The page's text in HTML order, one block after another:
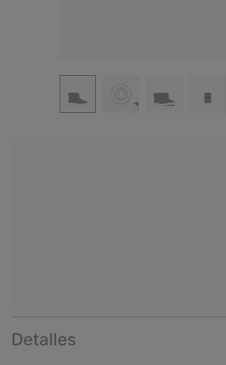
Detalles